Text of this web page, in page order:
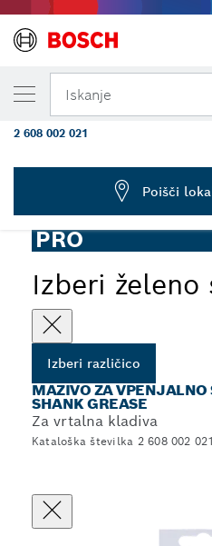
Iskanje
PRO
Izberi
Izberi različico
MAZIVO ZA VPENJALNO
SHANK GREASE
Za vrtalna kladiva
Kataloška številka 2 608 002 021
TRENUTNO IZBRANA RAZLIČICA
Mazivo za vpenjalno
Shank Grease, za
2 608 002 021
Poišči